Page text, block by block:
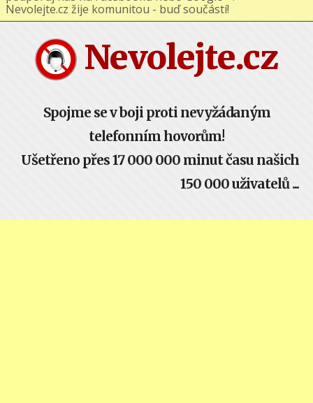
Nevolejte.cz
Spojme se v boji proti nevyžádaným
telefonním hovorům!
Ušetřeno přes 17 000 000 minut času našich
150 000 uživatelů ...
Nevolejte.cz žije komunitou - buď součástí!